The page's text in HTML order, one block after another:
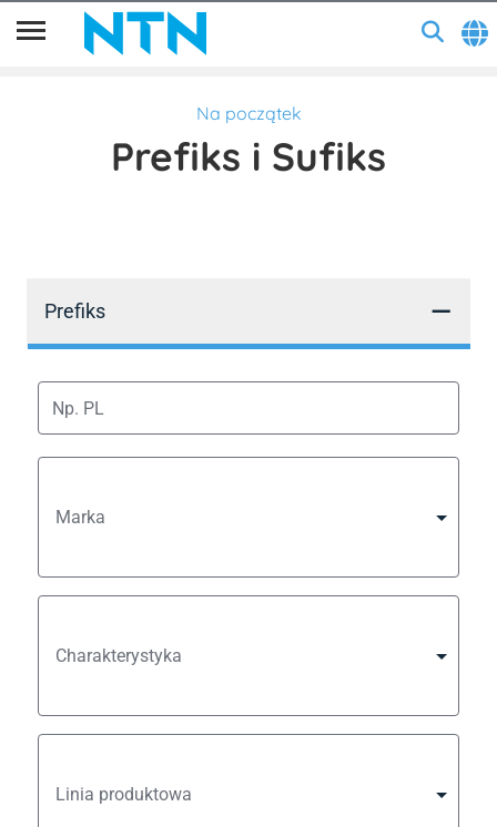
Na początek
Prefiks i Sufiks
Prefiks –
Marka
Charakterystyka
Linia produktowa